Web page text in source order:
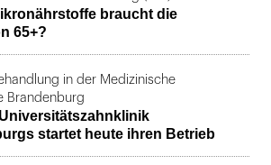
braucht die
65+?
in der Medizinische
Brandenburg
startet heute ihren Betrieb